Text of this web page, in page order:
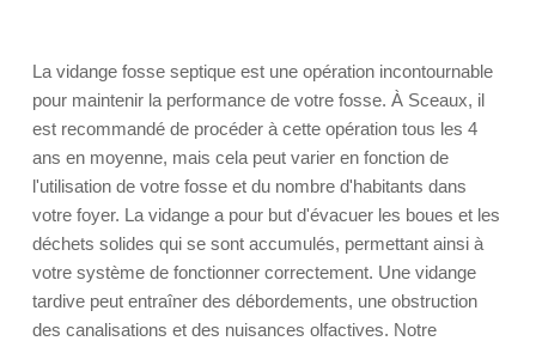
La vidange fosse septique est une opération incontournable
pour maintenir la performance de votre fosse. À Sceaux, il
est recommandé de procéder à cette opération tous les 4
ans en moyenne, mais cela peut varier en fonction de
l'utilisation de votre fosse et du nombre d'habitants dans
votre foyer. La vidange a pour but d'évacuer les boues et les
déchets solides qui se sont accumulés, permettant ainsi à
votre système de fonctionner correctement. Une vidange
tardive peut entraîner des débordements, une obstruction
des canalisations et des nuisances olfactives. Notre